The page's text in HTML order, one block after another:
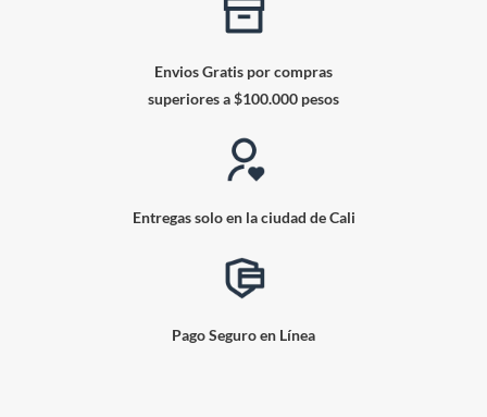
Envios Gratis por compras
superiores a $100.000 pesos
Entregas solo en la ciudad de Cali
Pago Seguro en Línea